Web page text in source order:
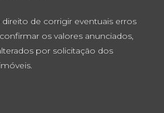
de corrigir eventuais erros
os valores anunciados,
por solicitação dos